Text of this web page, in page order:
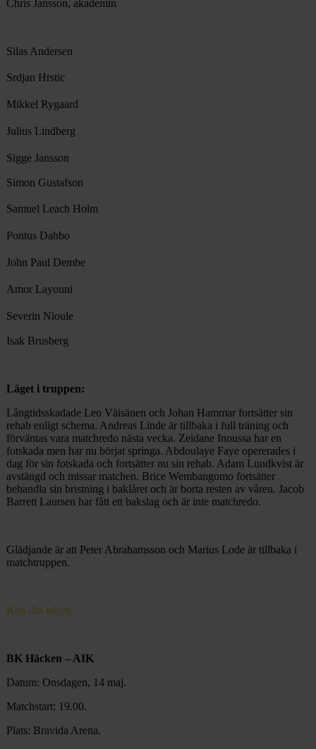
Chris Jansson, akademin
Silas Andersen
Srdjan Hrstic
Mikkel Rygaard
Julius Lindberg
Sigge Jansson
Simon Gustafson
Samuel Leach Holm
Pontus Dahbo
John Paul Dembe
Amor Layouni
Severin Nioule
Isak Brusberg
Läget i truppen:
Långtidsskadade Leo Väisänen och Johan Hammar fortsätter sin
rehab enligt schema. Andreas Linde är tillbaka i full träning och
förväntas vara matchredo nästa vecka. Zeidane Inoussa har en
fotskada men har nu börjat springa. Abdoulaye Faye opererades i
dag för sin fotskada och fortsätter nu sin rehab. Adam Lundkvist är
avstängd och missar matchen. Brice Wembangomo fortsätter
behandla sin bristning i baklåret och är borta resten av våren. Jacob
Barrett Laursen har fått ett bakslag och är inte matchredo.
Glädjande är att Peter Abrahamsson och Marius Lode är tillbaka i
matchtruppen.
Köp din biljett.
BK Häcken – AIK
Datum: Onsdagen, 14 maj.
Matchstart: 19.00.
Plats: Bravida Arena.